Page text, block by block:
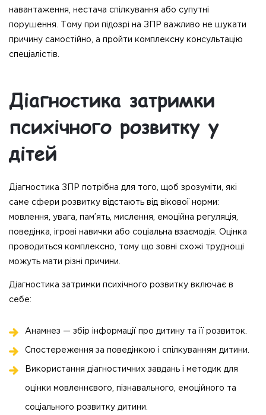
навантаження, нестача спілкування або супутні
порушення. Тому при підозрі на ЗПР важливо не шукати
причину самостійно, а пройти комплексну консультацію
спеціалістів.
Діагностика затримки
психічного розвитку у
дітей
Діагностика ЗПР потрібна для того, щоб зрозуміти, які
саме сфери розвитку відстають від вікової норми:
мовлення, увага, пам’ять, мислення, емоційна регуляція,
поведінка, ігрові навички або соціальна взаємодія. Оцінка
проводиться комплексно, тому що зовні схожі труднощі
можуть мати різні причини.
Діагностика затримки психічного розвитку включає в
себе:
Анамнез — збір інформації про дитину та її розвиток.
Спостереження за поведінкою і спілкуванням дитини.
Використання діагностичних завдань і методик для
оцінки мовленнєвого, пізнавального, емоційного та
соціального розвитку дитини.